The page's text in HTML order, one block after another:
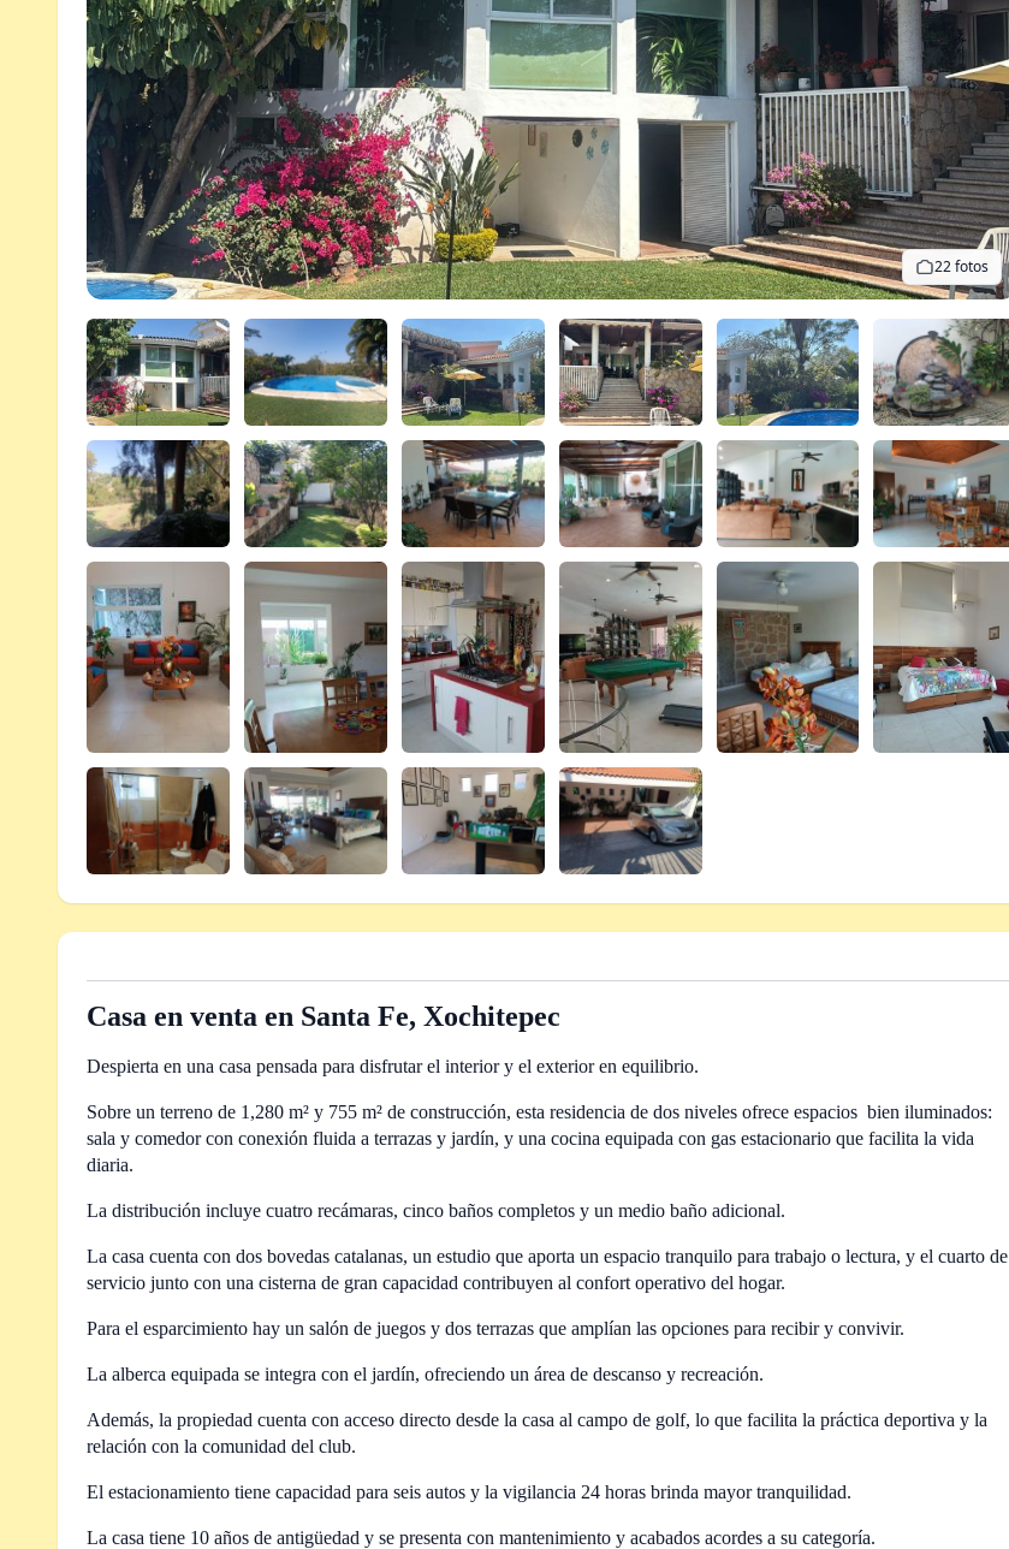
22 fotos
Casa en venta en Santa Fe, Xochitepec
Despierta en una casa pensada para disfrutar el interior y el exterior en equilibrio.
Sobre un terreno de 1,280 m² y 755 m² de construcción, esta residencia de dos niveles ofrece espacios bien iluminados:
sala y comedor con conexión fluida a terrazas y jardín, y una cocina equipada con gas estacionario que facilita la vida
diaria.
La distribución incluye cuatro recámaras, cinco baños completos y un medio baño adicional.
La casa cuenta con dos bovedas catalanas, un estudio que aporta un espacio tranquilo para trabajo o lectura, y el cuarto de
servicio junto con una cisterna de gran capacidad contribuyen al confort operativo del hogar.
Para el esparcimiento hay un salón de juegos y dos terrazas que amplían las opciones para recibir y convivir.
La alberca equipada se integra con el jardín, ofreciendo un área de descanso y recreación.
Además, la propiedad cuenta con acceso directo desde la casa al campo de golf, lo que facilita la práctica deportiva y la
relación con la comunidad del club.
El estacionamiento tiene capacidad para seis autos y la vigilancia 24 horas brinda mayor tranquilidad.
La casa tiene 10 años de antigüedad y se presenta con mantenimiento y acabados acordes a su categoría.